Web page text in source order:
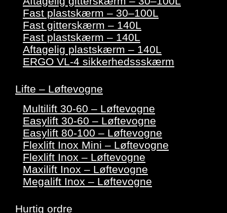
Fast plastskærm – 30–100L
Fast gitterskærm – 140L
Fast plastskærm – 140L
Aftagelig plastskærm – 140L
ERGO VL-4 sikkerhedssskærm
Lifte – Løftevogne
Multilift 30-60 – Løftevogne
Easylift 30-60 – Løftevogne
Easylift 80-100 – Løftevogne
Flexlift Inox Mini – Løftevogne
Flexlift Inox – Løftevogne
Maxilift Inox – Løftevogne
Megalift Inox – Løftevogne
Hurtig ordre